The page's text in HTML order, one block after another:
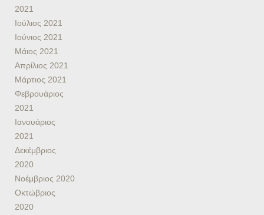
2021
Ιούλιος 2021
Ιούνιος 2021
Μάιος 2021
Απρίλιος 2021
Μάρτιος 2021
Φεβρουάριος
2021
Ιανουάριος
2021
Δεκέμβριος
2020
Νοέμβριος 2020
Οκτώβριος
2020